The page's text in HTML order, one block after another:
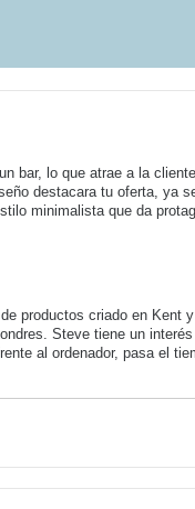
bar, lo que atrae a la
destacara tu oferta, ya
minimalista que da
productos criado en Kent
Steve tiene un
al ordenador, pasa el